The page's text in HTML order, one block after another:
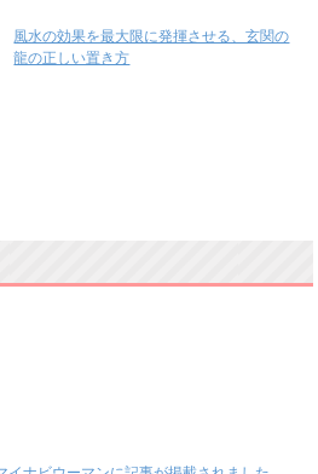
風水の効果を最大限に発揮させる、玄関の
龍の正しい置き方